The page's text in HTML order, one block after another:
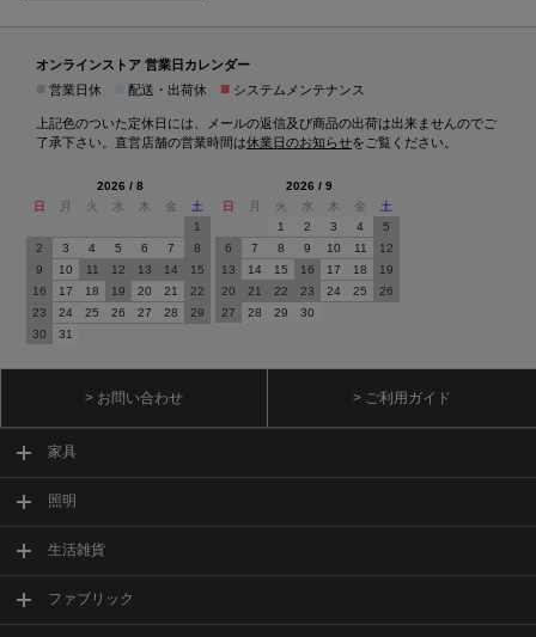
オンラインストア 営業日カレンダー
営業日休 配送・出荷休 ■ システムメンテナンス
上記色のついた定休日には、メールの返信及び商品の出荷は出来ませんのでご
了承下さい。直営店舗の営業時間は休業日のお知らせをご覧ください。
2026 / 8
日
月 火 水 木 金
土
1
2
3 4 5 6 7
8
9
10 11 12 13 14
15
16
17 18 19 20 21
22
23
24 25 26 27 28
29
30
31
2026 / 9
日
月 火 水 木 金
土
1
2 3 4
5
6
7 8 9 10 11
12
13
14 15 16 17 18
19
20
21 22 23 24 25
26
27
28 29 30
> お問い合わせ > ご利用ガイド
家具
照明
生活雑貨
ファブリック